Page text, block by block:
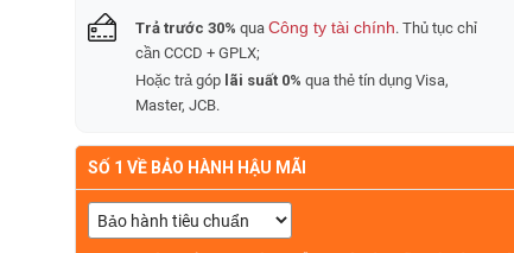
Trả trước 30% qua Công ty tài chính. Thủ tục chỉ
cần CCCD + GPLX;
Hoặc trả góp lãi suất 0% qua thẻ tín dụng Visa,
Master, JCB.
SỐ 1 VỀ BẢO HÀNH HẬU MÃI